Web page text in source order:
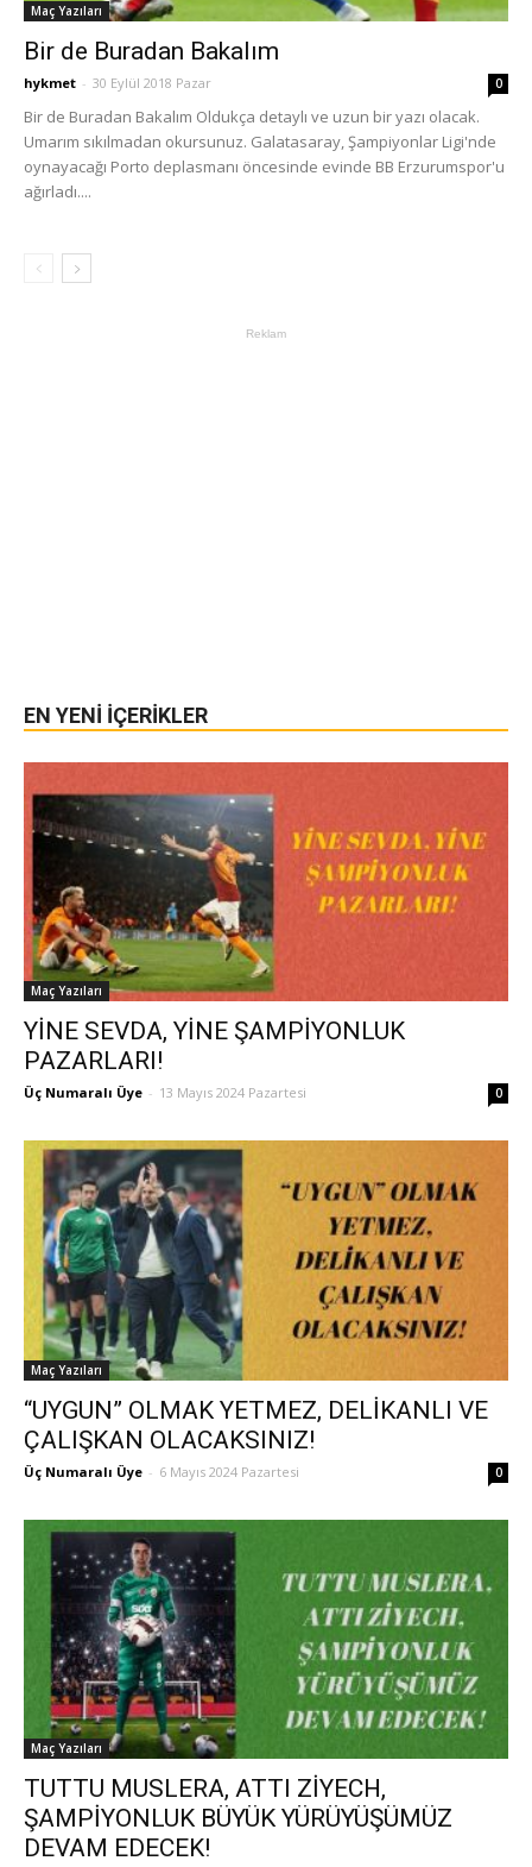
Maç Yazıları
Bir de Buradan Bakalım
hykmet - 30 Eylül 2018 Pazar 0
Bir de Buradan Bakalım Oldukça detaylı ve uzun bir yazı olacak.
Umarım sıkılmadan okursunuz. Galatasaray, Şampiyonlar Ligi'nde
oynayacağı Porto deplasmanı öncesinde evinde BB Erzurumspor'u
ağırladı....
Reklam
EN YENİ İÇERİKLER
Maç Yazıları
YİNE SEVDA, YİNE ŞAMPİYONLUK
PAZARLARI!
Üç Numaralı Üye - 13 Mayıs 2024 Pazartesi 0
Maç Yazıları
“UYGUN” OLMAK YETMEZ, DELİKANLI VE
ÇALIŞKAN OLACAKSINIZ!
Üç Numaralı Üye - 6 Mayıs 2024 Pazartesi 0
Maç Yazıları
TUTTU MUSLERA, ATTI ZİYECH,
ŞAMPİYONLUK BÜYÜK YÜRÜYÜŞÜMÜZ
DEVAM EDECEK!